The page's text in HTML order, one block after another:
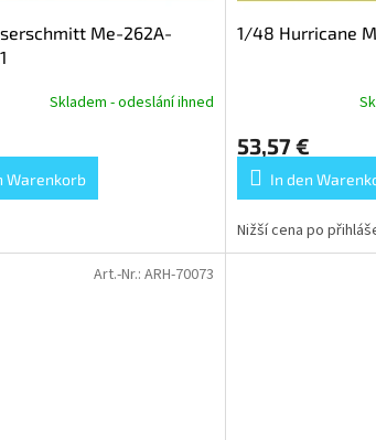
Me-262A-
Skladem - odeslání ihned
Warenkorb
1/48 Hurricane
53,57 €
In den
Nižší cena po
Art.-Nr.: ARH-70073